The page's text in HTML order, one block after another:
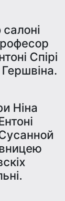
Спірі
Ніна